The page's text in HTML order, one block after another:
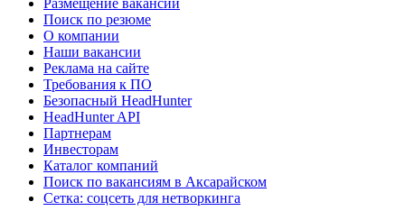
Размещение вакансий
Поиск по резюме
О компании
Наши вакансии
Реклама на сайте
Требования к ПО
Безопасный HeadHunter
HeadHunter API
Партнерам
Инвесторам
Каталог компаний
Поиск по вакансиям в Аксарайском
Сетка: соцсеть для нетворкинга